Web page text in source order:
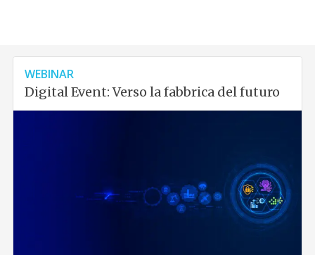
WEBINAR
Digital Event: Verso la fabbrica del futuro